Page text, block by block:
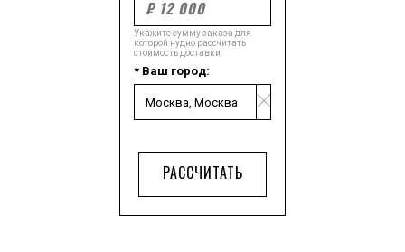
Укажите сумму заказа для
которой нудно рассчитать
стоимость доставки.
* Ваш город:
РАССЧИТАТЬ